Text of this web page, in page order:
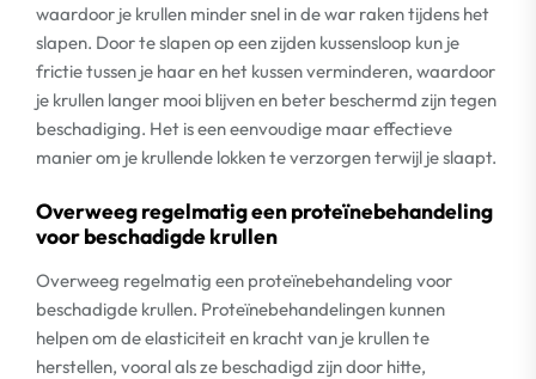
waardoor je krullen minder snel in de war raken tijdens het
slapen. Door te slapen op een zijden kussensloop kun je
frictie tussen je haar en het kussen verminderen, waardoor
je krullen langer mooi blijven en beter beschermd zijn tegen
beschadiging. Het is een eenvoudige maar effectieve
manier om je krullende lokken te verzorgen terwijl je slaapt.
Overweeg regelmatig een proteïnebehandeling
voor beschadigde krullen
Overweeg regelmatig een proteïnebehandeling voor
beschadigde krullen. Proteïnebehandelingen kunnen
helpen om de elasticiteit en kracht van je krullen te
herstellen, vooral als ze beschadigd zijn door hitte,